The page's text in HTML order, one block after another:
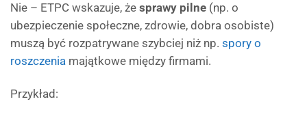
Nie – ETPC wskazuje, że sprawy pilne (np. o
ubezpieczenie społeczne, zdrowie, dobra osobiste)
muszą być rozpatrywane szybciej niż np. spory o
roszczenia majątkowe między firmami.
Przykład: